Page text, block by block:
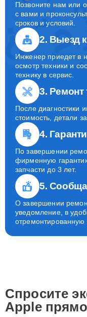
Позвоните нам или
с вами и
сроков и условий.
2. Выезд
Инженер приедет в
осмотр техники и
технику в сервис.
3. Ремонт
После диагностики
стоимость, детали
4.
По завершении
фирменную
запчасти до 3 лет.
5.
О завершении
уведомление, в
отремонтированную
Спросите
Apple